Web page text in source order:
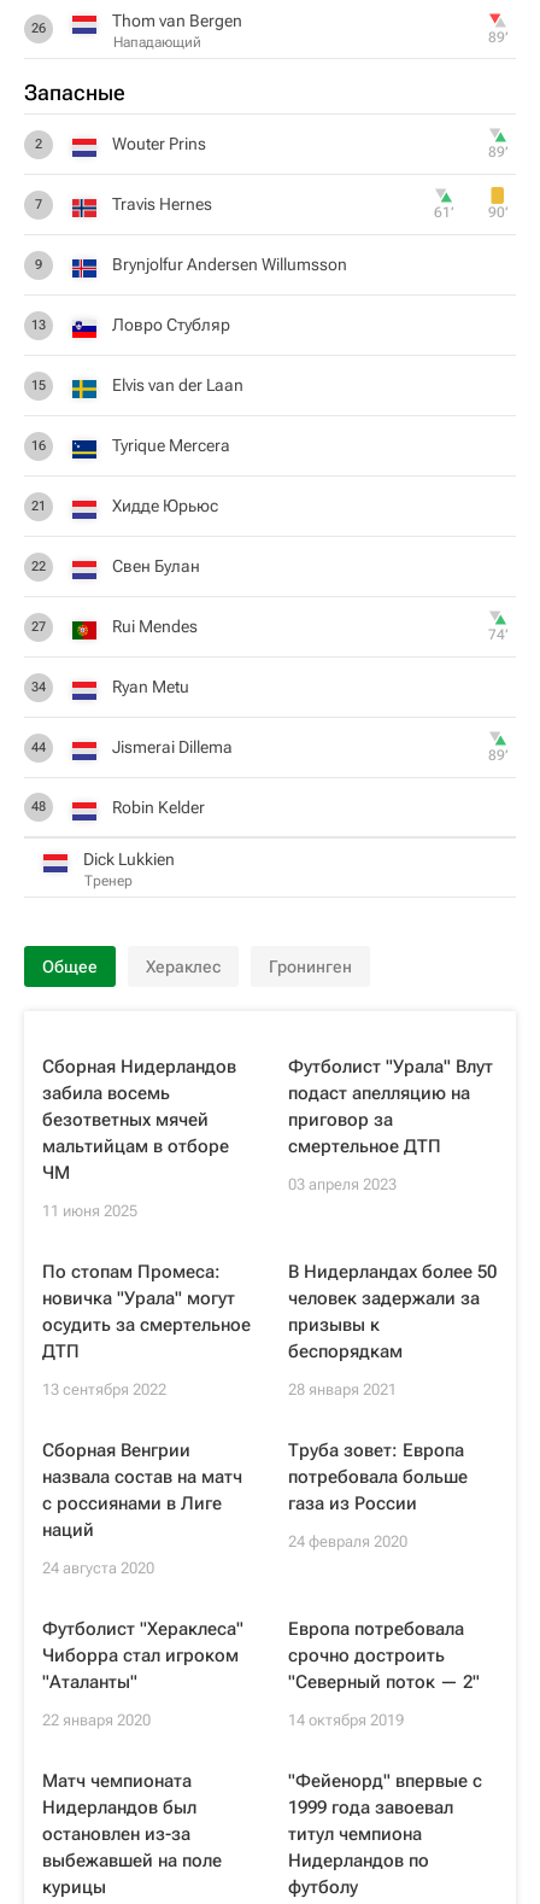
26 Thom van Bergen
Нападающий 89‎’‎
Запасные
2 Wouter Prins 89‎’‎
7 Travis Hernes 61‎’‎ 90‎’‎
9 Brynjolfur Andersen Willumsson
13 Ловро Стубляр
15 Elvis van der Laan
16 Tyrique Mercera
21 Хидде Юрьюс
22 Свен Булан
27 Rui Mendes 74‎’‎
34 Ryan Metu
44 Jismerai Dillema 89‎’‎
48 Robin Kelder
Dick Lukkien
Тренер
Общее Хераклес Гронинген
Сборная Нидерландов
забила восемь
безответных мячей
мальтийцам в отборе
ЧМ
11 июня 2025
Футболист "Урала" Влут
подаст апелляцию на
приговор за
смертельное ДТП
03 апреля 2023
По стопам Промеса:
новичка "Урала" могут
осудить за смертельное
ДТП
13 сентября 2022
В Нидерландах более 50
человек задержали за
призывы к
беспорядкам
28 января 2021
Сборная Венгрии
назвала состав на матч
с россиянами в Лиге
наций
24 августа 2020
Труба зовет: Европа
потребовала больше
газа из России
24 февраля 2020
Футболист "Хераклеса"
Чиборра стал игроком
"Аталанты"
22 января 2020
Европа потребовала
срочно достроить
"Северный поток — 2"
14 октября 2019
Матч чемпионата
Нидерландов был
остановлен из-за
выбежавшей на поле
курицы
"Фейенорд" впервые с
1999 года завоевал
титул чемпиона
Нидерландов по
футболу